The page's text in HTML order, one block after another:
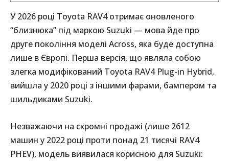
У 2026 році Toyota RAV4 отримає оновленого
“близнюка” під маркою Suzuki — мова йде про
друге покоління моделі Across, яка буде доступна
лише в Європі. Перша версія, що являла собою
злегка модифікований Toyota RAV4 Plug-in Hybrid,
вийшла у 2020 році з іншими фарами, бампером та
шильдиками Suzuki.
Незважаючи на скромні продажі (лише 2612
машин у 2022 році проти понад 21 тисячі RAV4
PHEV), модель виявилася корисною для Suzuki: